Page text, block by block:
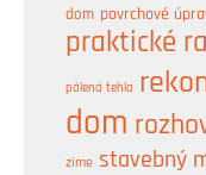
dom povrchové
praktické
pálená tehla
dom
zime stavebný